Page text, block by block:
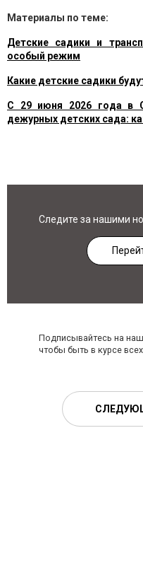
Материалы по теме:
Детские садики и
особый режим
Какие детские садики
С 29 июня 2026 года в
дежурных детских сада:
Следите за нашими
Подписывайтесь на наш
чтобы быть в курсе